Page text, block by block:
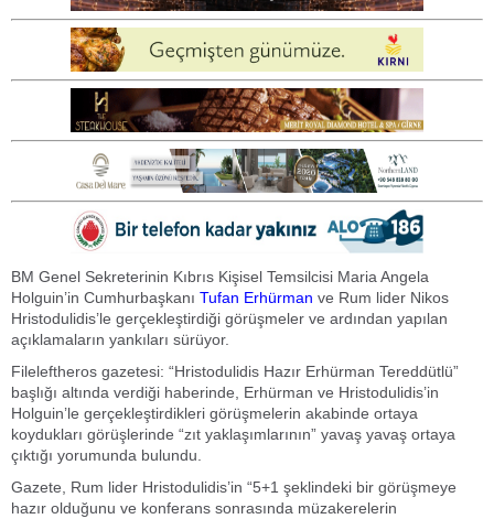
BM Genel Sekreterinin Kıbrıs Kişisel Temsilcisi Maria Angela
Holguin’in Cumhurbaşkanı Tufan Erhürman ve Rum lider Nikos
Hristodulidis’le gerçekleştirdiği görüşmeler ve ardından yapılan
açıklamaların yankıları sürüyor.
Fileleftheros gazetesi: “Hristodulidis Hazır Erhürman Tereddütlü”
başlığı altında verdiği haberinde, Erhürman ve Hristodulidis’in
Holguin’le gerçekleştirdikleri görüşmelerin akabinde ortaya
koydukları görüşlerinde “zıt yaklaşımlarının” yavaş yavaş ortaya
çıktığı yorumunda bulundu.
Gazete, Rum lider Hristodulidis’in “5+1 şeklindeki bir görüşmeye
hazır olduğunu ve konferans sonrasında müzakerelerin